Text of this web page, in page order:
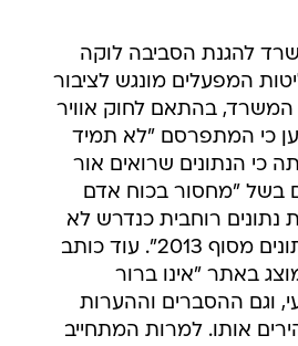
להגנת הסביבה לוקה
המפעלים מונגש לציבור
בהתאם לחוק אוויר
כי המתפרסם "לא תמיד
כי הנתונים שרואים אור
בשל "מחסור בכוח אדם
רוחבית כנדרש לא
הוזנו עדיין לאתר הנתונים מסוף 2013". עוד כותב
באתר "אינו ברור
וגם ההסברים וההערות
אותו. למרות המתחייב